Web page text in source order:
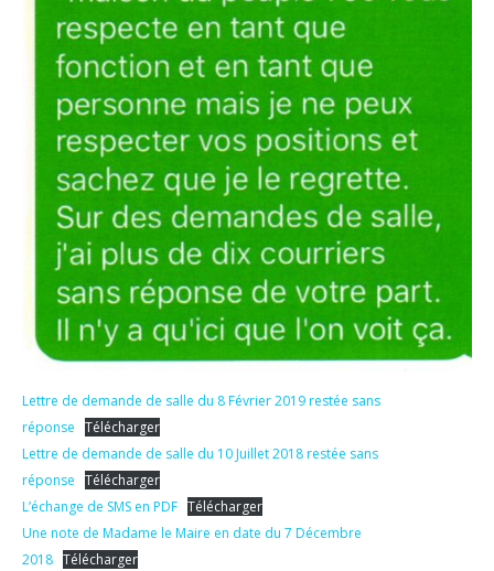
Lettre de demande de salle du 8 Février 2019 restée sans
réponse Télécharger
Lettre de demande de salle du 10 Juillet 2018 restée sans
réponse Télécharger
L’échange de SMS en PDF Télécharger
Une note de Madame le Maire en date du 7 Décembre
2018 Télécharger